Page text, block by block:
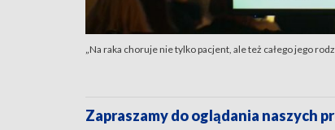
„Na raka choruje nie tylko pacjent, ale też całego jego
Zapraszamy do oglądania naszych